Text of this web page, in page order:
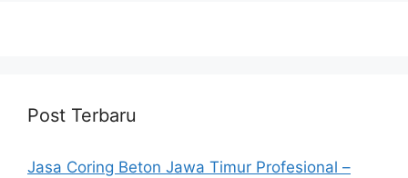
Post Terbaru
Jasa Coring Beton Jawa Timur Profesional –